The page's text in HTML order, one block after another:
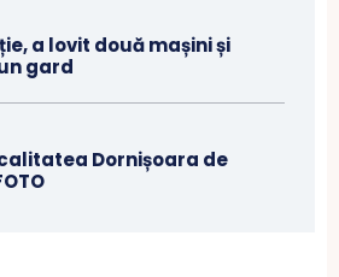
a lovit două mașini și
gard
Dornișoara de